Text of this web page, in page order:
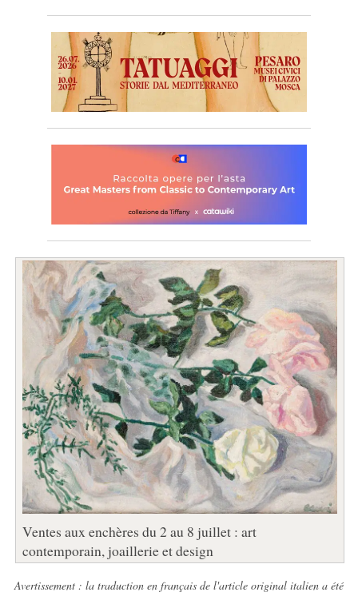
Ventes aux enchères du 2 au 8 juillet : art
contemporain, joaillerie et design
Avertissement : la traduction en français de l'article original italien a été